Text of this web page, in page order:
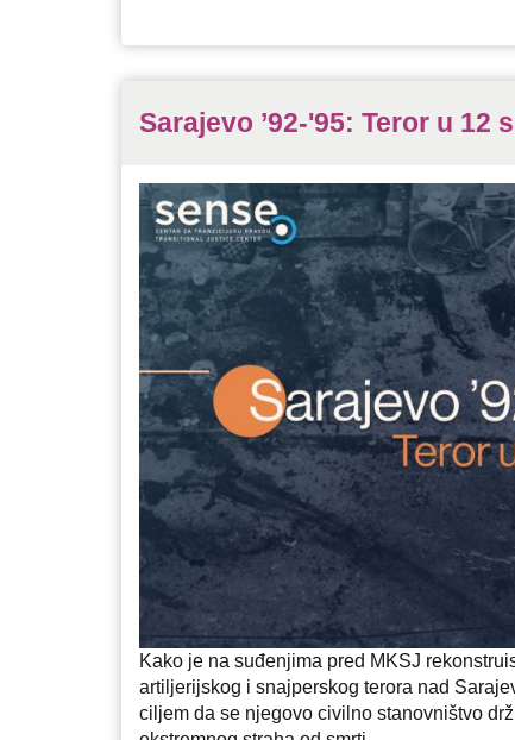
Sarajevo ’92-'95: Teror u 12
Kako je na suđenjima pred MKSJ
artiljerijskog i snajperskog terora nad
ciljem da se njegovo civilno stanovništvo